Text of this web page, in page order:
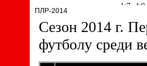
ПЛР-2014